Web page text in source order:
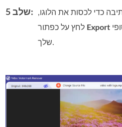
שלב 5:
כדי לכסות את הלוגו,
Export
שלך.